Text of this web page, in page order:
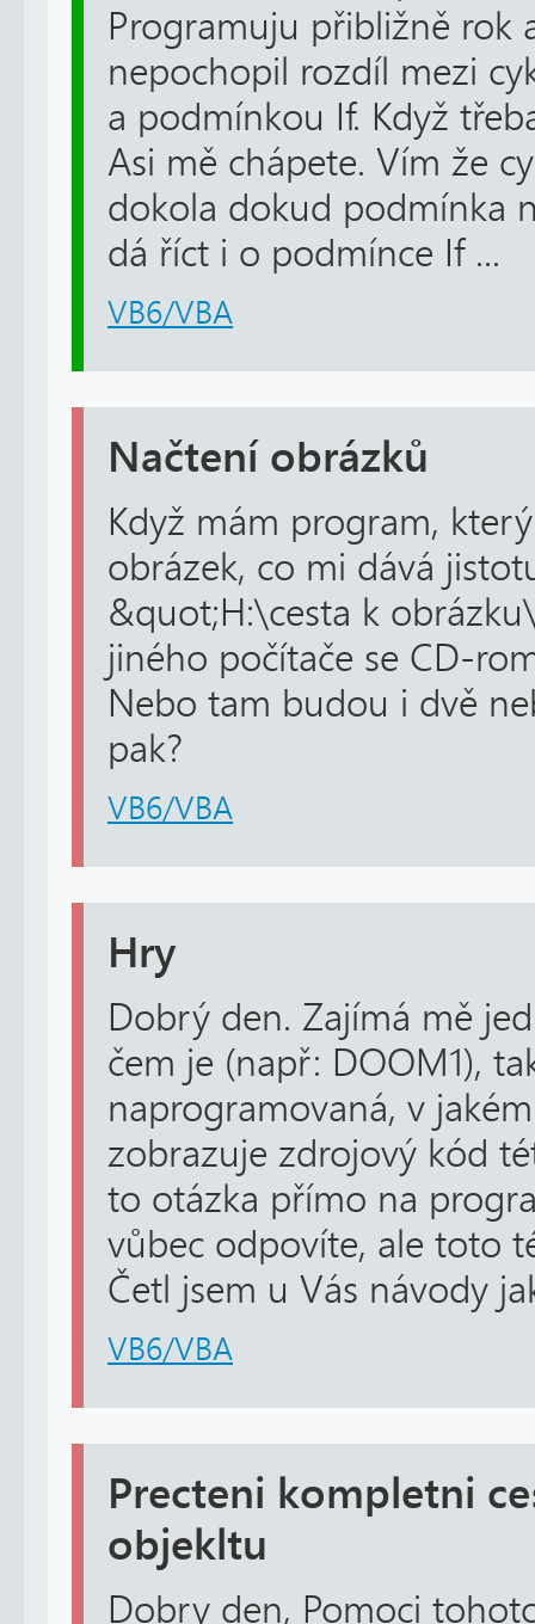
Programuju přibližně rok
nepochopil rozdíl mezi
a podmínkou If. Když
Asi mě chápete. Vím že
dokola dokud podmínka
dá říct i o podmínce If ...
VB6/VBA
Načtení obrázků
Když mám program,
obrázek, co mi dává
&quot;H:\cesta k
jiného počítače se CD-
Nebo tam budou i dvě
pak?
VB6/VBA
Hry
Dobrý den. Zajímá mě
čem je (např: DOOM1),
naprogramovaná, v
zobrazuje zdrojový kód
to otázka přímo na
vůbec odpovíte, ale toto
Četl jsem u Vás návody
VB6/VBA
Precteni kompletni
objekltu
Dobry den, Pomoci